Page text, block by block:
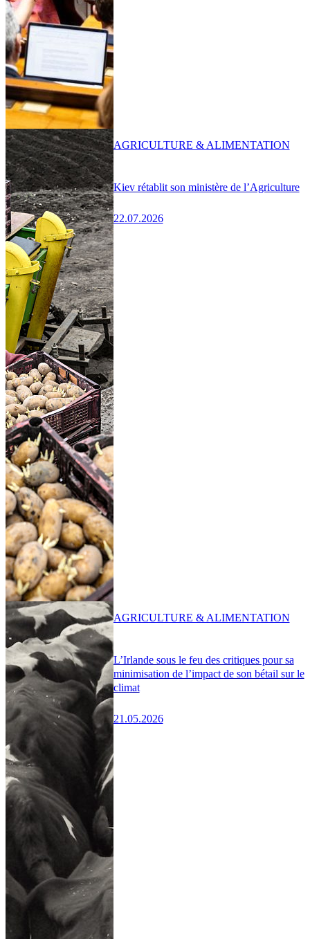
Kiev rétablit son ministère de l’Agriculture
22.07.2026
AGRICULTURE & ALIMENTATION
L’Irlande sous le feu des critiques pour sa
minimisation de l’impact de son bétail sur le
climat
21.05.2026
AGRICULTURE & ALIMENTATION